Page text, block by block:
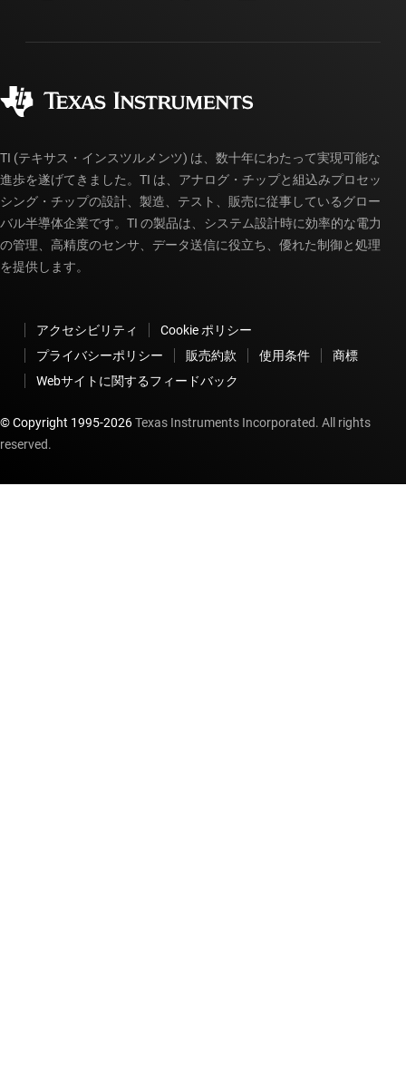
myTI アカウントの FAQ
ご注文に関する FAQ
TI (テキサス・インスツルメンツ) は、数十年にわたって実現可能な
進歩を遂げてきました。TI は、アナログ・チップと組込みプロセッ
シング・チップの設計、製造、テスト、販売に従事しているグロー
バル半導体企業です。TI の製品は、システム設計時に効率的な電力
の管理、高精度のセンサ、データ送信に役立ち、優れた制御と処理
を提供します。
アクセシビリティ
Cookie ポリシー
プライバシーポリシー
販売約款 使用条件
商標
Webサイトに関するフィードバック
© Copyright 1995-2026Texas Instruments Incorporated. All rights
reserved.